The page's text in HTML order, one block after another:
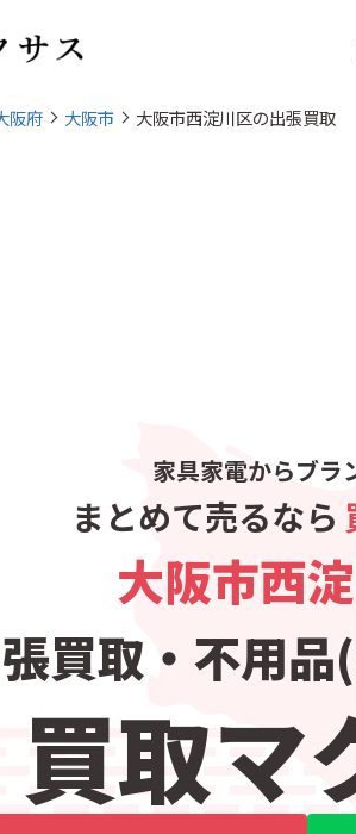
阪府 大阪市 大阪市西淀川区の出張買取
家具家電からブラ
まとめて売るなら
大阪市西
買取・ 不用品
買取マ